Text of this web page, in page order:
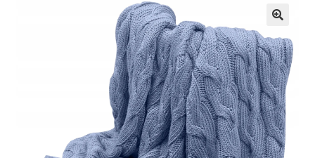
🔍